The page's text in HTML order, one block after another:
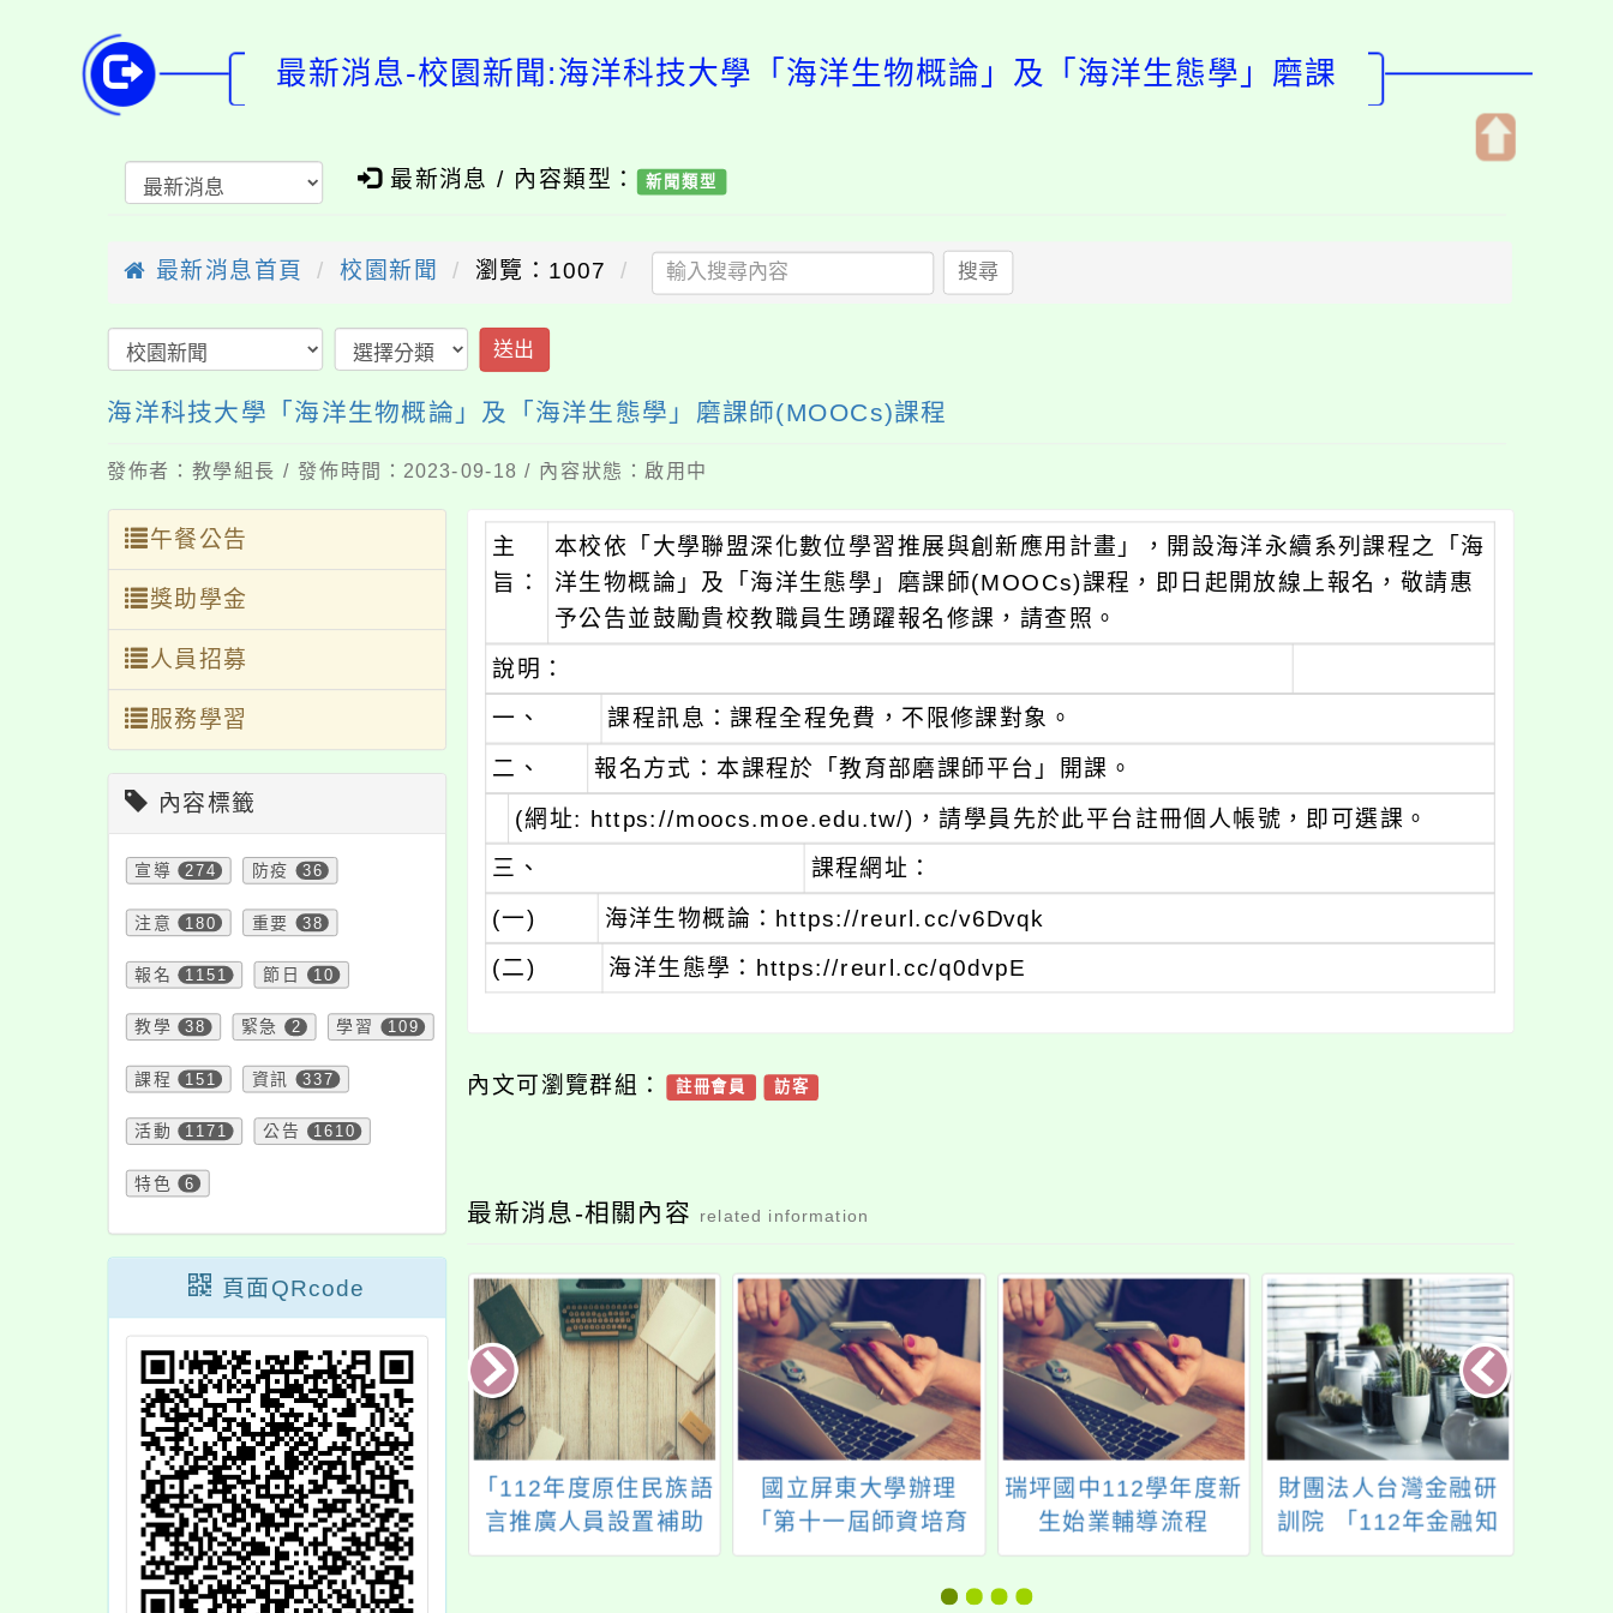
最新消息-校園新聞:海洋科技大學「海洋生物概論」及「海洋生態學」磨課
最新消息 / 內容類型： 新聞類型
最新消息首頁 校園新聞 瀏覽：1007 搜尋
送出
海洋科技大學「海洋生物概論」及「海洋生態學」磨課師(MOOCs)課程
發佈者：教學組長 / 發佈時間：2023-09-18 / 內容狀態：啟用中
午餐公告
獎助學金
人員招募
服務學習
內容標籤
宣導 274 防疫 36
注意 180 重要 38
報名 1151 節日 10
教學 38 緊急 2 學習 109
課程 151 資訊 337
活動 1171 公告 1610
特色 6
頁面QRcode
主
旨：
本校依「大學聯盟深化數位學習推展與創新應用計畫」，開設海洋永續系列課程之「海
洋生物概論」及「海洋生態學」磨課師(MOOCs)課程，即日起開放線上報名，敬請惠
予公告並鼓勵貴校教職員生踴躍報名修課，請查照。
說明：
一、
課程訊息：課程全程免費，不限修課對象。
二、 報名方式：本課程於「教育部磨課師平台」開課。
(網址: https://moocs.moe.edu.tw/)，請學員先於此平台註冊個人帳號，即可選課。
三、
課程網址：
(一)
海洋生物概論：https://reurl.cc/v6Dvqk
(二)
海洋生態學：https://reurl.cc/q0dvpE
內文可瀏覽群組： 註冊會員 訪客
最新消息-相關內容 related information
人新北市靈鷲
基金會「第21
山普仁獎」申
「桃園客語開班及認
證獎勵平臺」教育訓
練
「112年度原住民族語
言推廣人員設置補助
計畫」第5次甄選
國立屏東大學辦理
「第十一屆師資培育
國際學術研討會」
瑞坪國中112學年度新
生始業輔導流程
(8/24-8/25)
財團法人台灣金融研
訓院 「112年金融知
識線上競賽活動辦